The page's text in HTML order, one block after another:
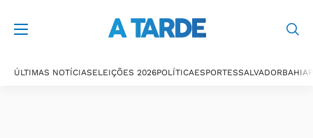
ÚLTIMAS NOTÍCIASELEIÇÕES 2026POLÍTICAESPORTESSALVADORBAHIA